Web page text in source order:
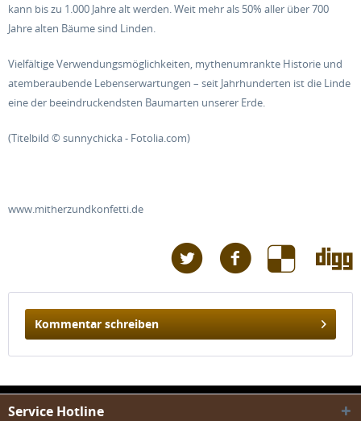
kann bis zu 1.000 Jahre alt werden. Weit mehr als 50% aller über 700
Jahre alten Bäume sind Linden.
Vielfältige Verwendungsmöglichkeiten, mythenumrankte Historie und
atemberaubende Lebenserwartungen – seit Jahrhunderten ist die Linde
eine der beeindruckendsten Baumarten unserer Erde.
(Titelbild © sunnychicka - Fotolia.com)
www.mitherzundkonfetti.de
Kommentar schreiben
Service Hotline